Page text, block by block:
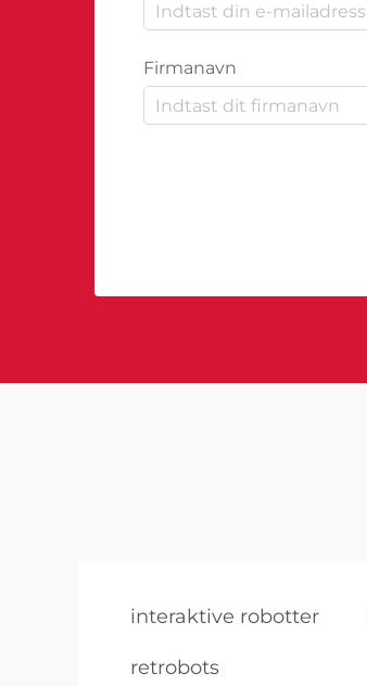
Firmanavn
interaktive robotter
retrobots